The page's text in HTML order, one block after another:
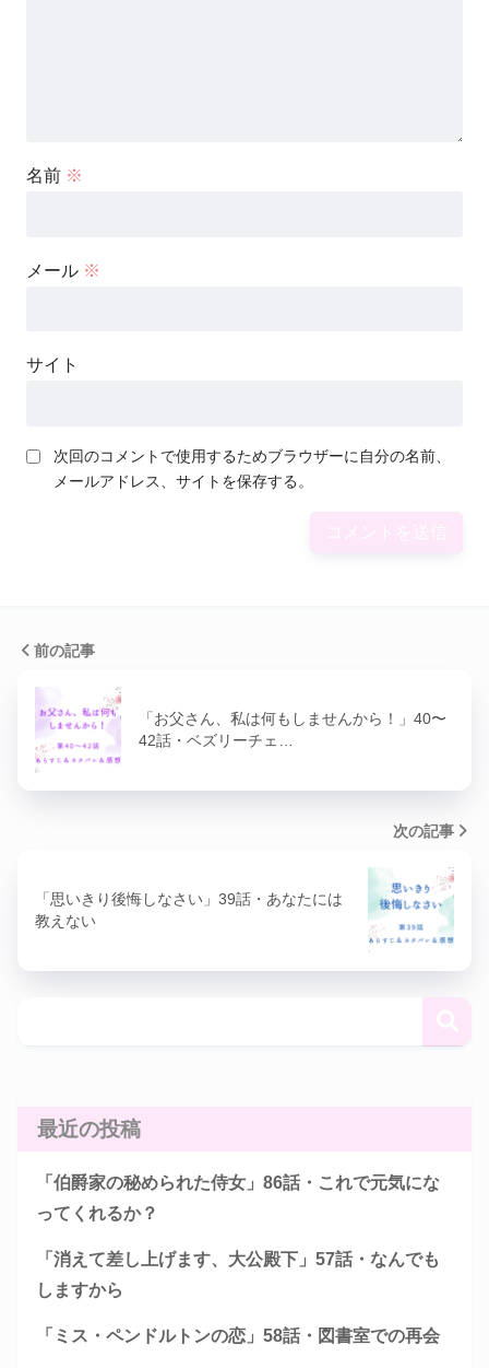
名前 ※
メール ※
サイト
次回のコメントで使用するためブラウザーに自分の名前、
メールアドレス、サイトを保存する。
前の記事
「お父さん、私は何もしませんから！」40〜
42話・ベズリーチェ…
次の記事
「思いきり後悔しなさい」39話・あなたには
教えない
最近の投稿
「伯爵家の秘められた侍女」86話・これで元気にな
ってくれるか？
「消えて差し上げます、大公殿下」57話・なんでも
しますから
「ミス・ペンドルトンの恋」58話・図書室での再会